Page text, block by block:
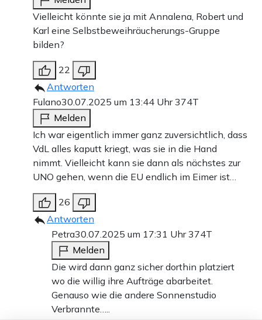
Vielleicht könnte sie ja mit Annalena, Robert und
Karl eine Selbstbeweihräucherungs-Gruppe
bilden?
22
Antworten
Fulano30.07.2025 um 13:44 Uhr374T
Melden
Ich war eigentlich immer ganz zuversichtlich, dass
VdL alles kaputt kriegt, was sie in die Hand
nimmt. Vielleicht kann sie dann als nächstes zur
UNO gehen, wenn die EU endlich im Eimer ist…
26
Antworten
Petra30.07.2025 um 17:31 Uhr374T
Melden
Die wird dann ganz sicher dorthin platziert
wo die willig ihre Aufträge abarbeitet.
Genauso wie die andere Sonnenstudio
Verbrannte…..